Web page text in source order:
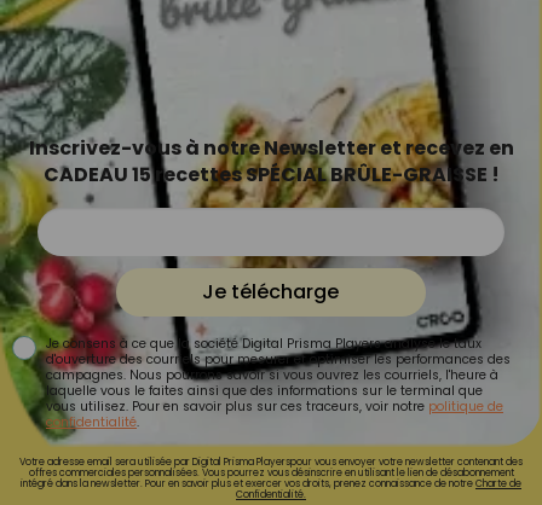
Inscrivez-vous à notre Newsletter et recevez en
CADEAU 15 recettes SPÉCIAL BRÛLE-GRAISSE !
Je télécharge
Je consens à ce que la société Digital Prisma Players analyse le taux
d'ouverture des courriels pour mesurer et optimiser les performances des
campagnes. Nous pourrons savoir si vous ouvrez les courriels, l'heure à
laquelle vous le faites ainsi que des informations sur le terminal que
vous utilisez. Pour en savoir plus sur ces traceurs, voir notre politique de
confidentialité.
Votre adresse email sera utilisée par Digital Prisma Playerspour vous envoyer votre newsletter contenant des
offres commerciales personnalisées. Vous pourrez vous désinscrire en utilisant le lien de désabonnement
intégré dans la newsletter. Pour en savoir plus et exercer vos droits, prenez connaissance de notreCharte de
Confidentialité.